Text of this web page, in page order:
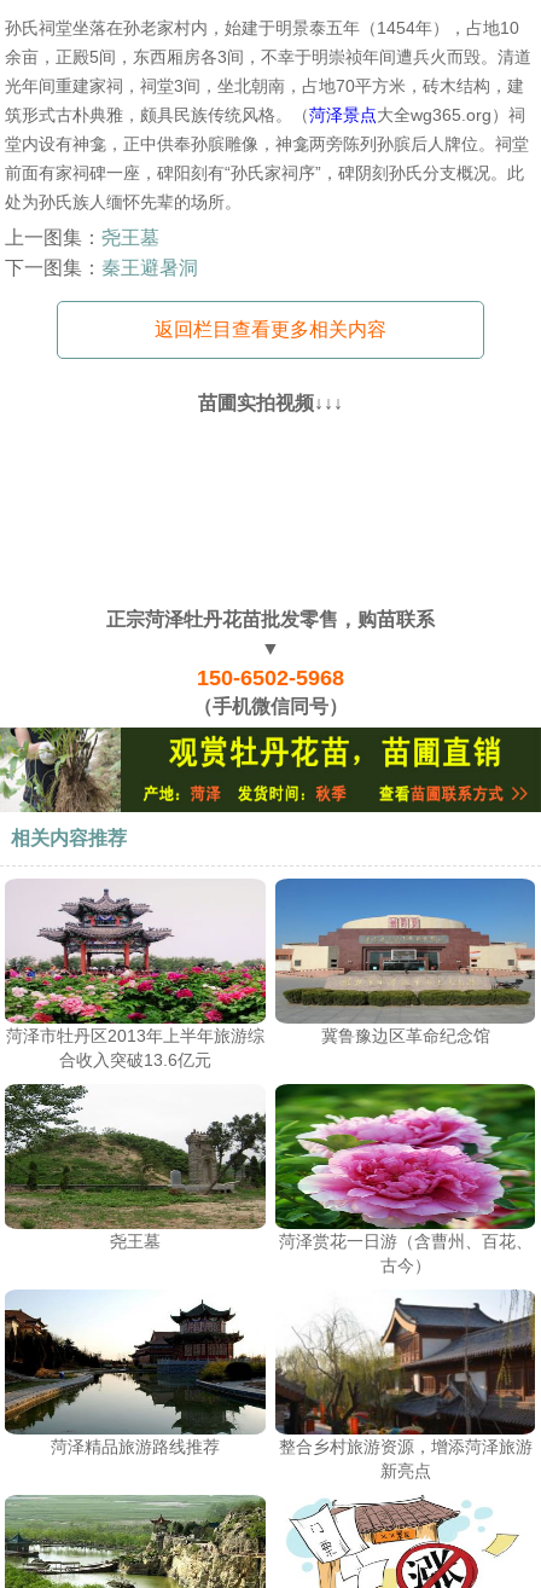
孙氏祠堂坐落在孙老家村内，始建于明景泰五年（1454年），占地10
余亩，正殿5间，东西厢房各3间，不幸于明崇祯年间遭兵火而毁。清道
光年间重建家祠，祠堂3间，坐北朝南，占地70平方米，砖木结构，建
筑形式古朴典雅，颇具民族传统风格。（菏泽景点大全wg365.org）祠
堂内设有神龛，正中供奉孙膑雕像，神龛两旁陈列孙膑后人牌位。祠堂
前面有家祠碑一座，碑阳刻有“孙氏家祠序”，碑阴刻孙氏分支概况。此
处为孙氏族人缅怀先辈的场所。
上一图集：尧王墓
下一图集： 秦王避暑洞
返回栏目查看更多相关内容
苗圃实拍视频↓↓↓
正宗菏泽牡丹花苗批发零售，购苗联系
▼
150-6502-5968
（手机微信同号）
相关内容推荐
​菏泽市牡丹区2013年上半年旅游综
合收入突破13.6亿元
冀鲁豫边区革命纪念馆
尧王墓
菏泽赏花一日游（含曹州、百花、
古今）
菏泽精品旅游路线推荐
整合乡村旅游资源，增添菏泽旅游
新亮点